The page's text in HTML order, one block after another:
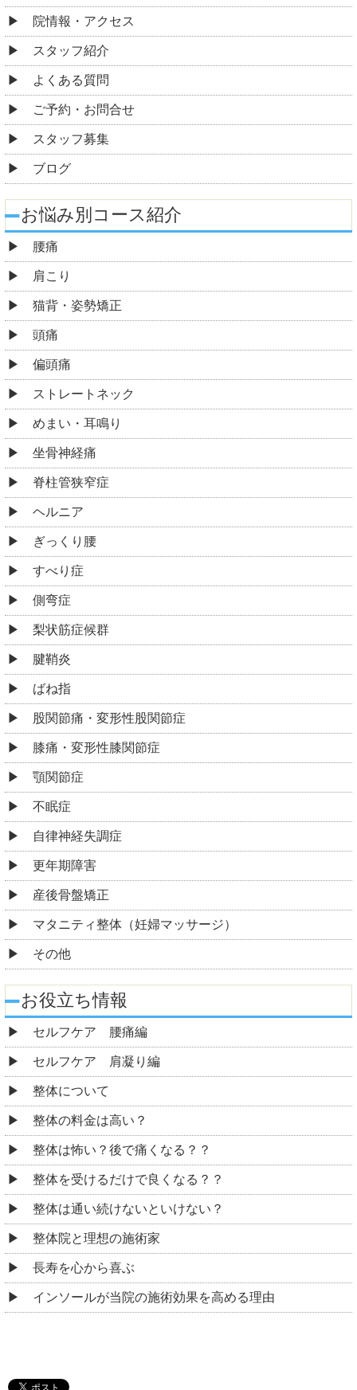
院情報・アクセス
スタッフ紹介
よくある質問
ご予約・お問合せ
スタッフ募集
ブログ
お悩み別コース紹介
腰痛
肩こり
猫背・姿勢矯正
頭痛
偏頭痛
ストレートネック
めまい・耳鳴り
坐骨神経痛
脊柱管狭窄症
ヘルニア
ぎっくり腰
すべり症
側弯症
梨状筋症候群
腱鞘炎
ばね指
股関節痛・変形性股関節症
膝痛・変形性膝関節症
顎関節症
不眠症
自律神経失調症
更年期障害
産後骨盤矯正
マタニティ整体（妊婦マッサージ）
その他
お役立ち情報
セルフケア 腰痛編
セルフケア 肩凝り編
整体について
整体の料金は高い？
整体は怖い？後で痛くなる？？
整体を受けるだけで良くなる？？
整体は通い続けないといけない？
整体院と理想の施術家
長寿を心から喜ぶ
インソールが当院の施術効果を高める理由